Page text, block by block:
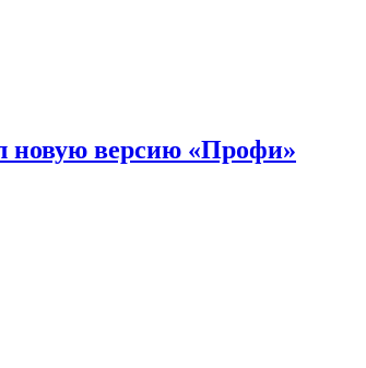
новую версию «Профи»